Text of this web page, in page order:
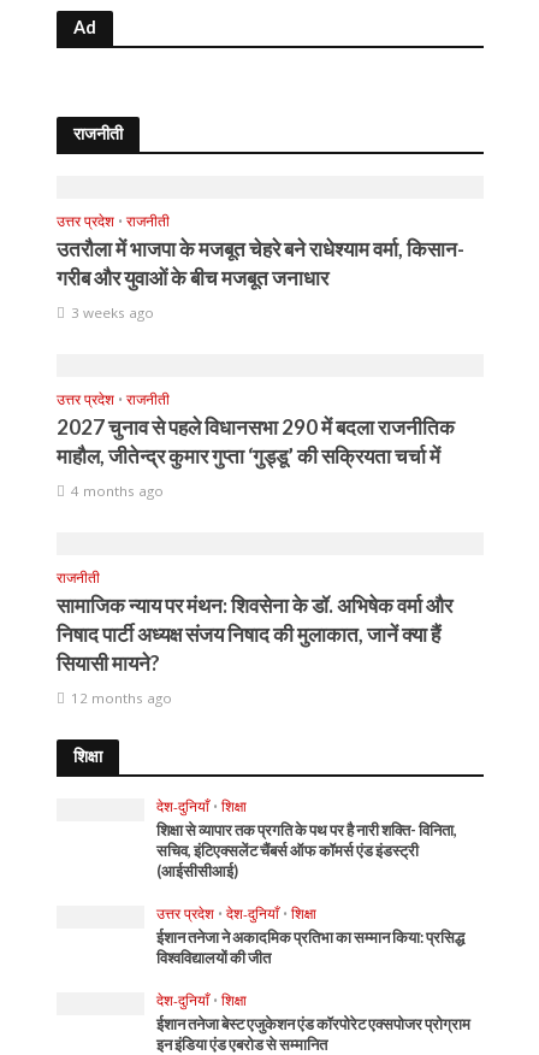
Ad
राजनीती
उत्तर प्रदेश • राजनीती
उतरौला में भाजपा के मजबूत चेहरे बने राधेश्याम वर्मा, किसान-
गरीब और युवाओं के बीच मजबूत जनाधार
3 weeks ago
उत्तर प्रदेश • राजनीती
2027 चुनाव से पहले विधानसभा 290 में बदला राजनीतिक
माहौल, जीतेन्द्र कुमार गुप्ता ‘गुड्डू’ की सक्रियता चर्चा में
4 months ago
राजनीती
सामाजिक न्याय पर मंथन: शिवसेना के डॉ. अभिषेक वर्मा और
निषाद पार्टी अध्यक्ष संजय निषाद की मुलाकात, जानें क्या हैं
सियासी मायने?
12 months ago
शिक्षा
देश-दुनियाँ • शिक्षा
शिक्षा से व्यापार तक प्रगति के पथ पर है नारी शक्ति- विनिता,
सचिव, इंटिएक्सलेंट चैंबर्स ऑफ कॉमर्स एंड इंडस्ट्री
(आईसीसीआई)
उत्तर प्रदेश • देश-दुनियाँ • शिक्षा
ईशान तनेजा ने अकादमिक प्रतिभा का सम्मान किया: प्रसिद्ध
विश्वविद्यालयों की जीत
देश-दुनियाँ • शिक्षा
ईशान तनेजा बेस्ट एजुकेशन एंड कॉरपोरेट एक्सपोजर प्रोग्राम
इन इंडिया एंड एबरोड से सम्मानित